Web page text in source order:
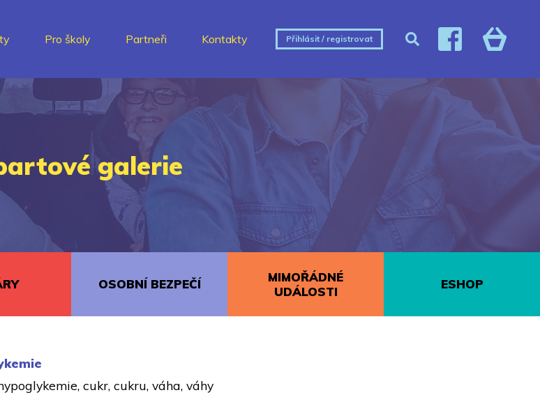
Pro školy Partneři Kontakty Přihlásit / registrovat
galerie
OSOBNÍ BEZPEČÍ
MIMOŘÁDNÉ
UDÁLOSTI
ESHOP
cukr, cukru, váha, váhy